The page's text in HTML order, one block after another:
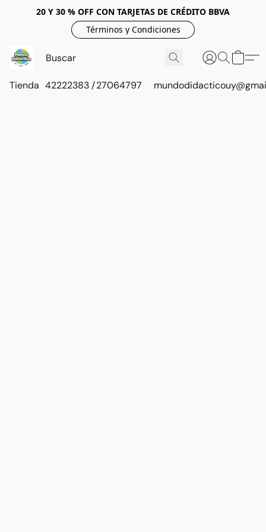
20 Y 30 % OFF CON TARJETAS DE CRÉDITO BBVA
Términos y Condiciones
Tienda 42222383 / 27064797